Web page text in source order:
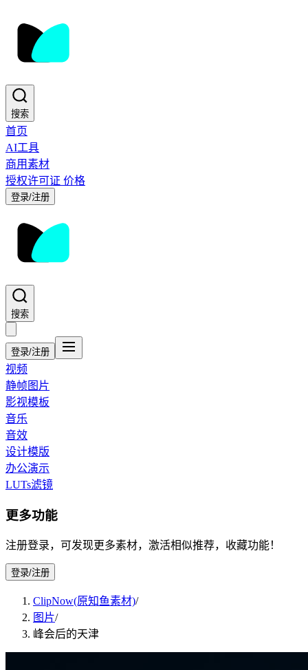
搜索
首页
AI工具
商用素材
授权许可证 价格
登录/注册
搜索
登录/注册
视频
静帧图片
影视模板
音乐
音效
设计模版
办公演示
LUTs滤镜
更多功能
注册登录，可发现更多素材，激活相似推荐，收藏功能！
登录/注册
ClipNow(原知鱼素材)/
图片/
峰会后的天津